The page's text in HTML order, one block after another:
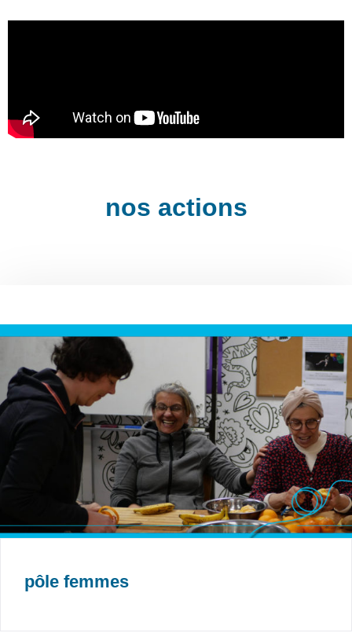
nos actions
pôle femmes